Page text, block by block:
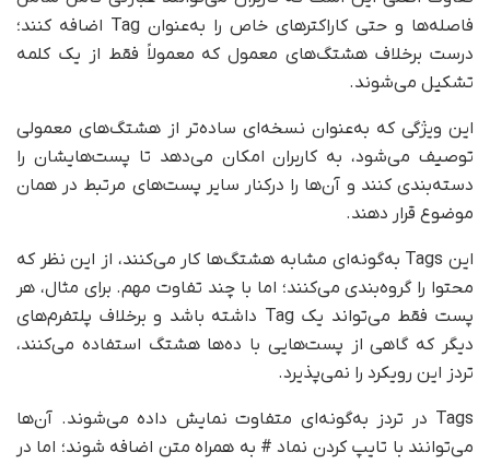
فاصله‌ها و حتی کاراکترهای خاص را به‌عنوان Tag اضافه کنند؛
درست بر‌خلاف هشتگ‌های معمول که معمولاً فقط از یک کلمه
تشکیل می‌شوند.
این ویژگی که به‌عنوان نسخه‌ای ساده‌تر از هشتگ‌های معمولی
توصیف می‌شود، به کاربران امکان می‌دهد تا پست‌هایشان را
دسته‌بندی کنند و آن‌ها را در‌کنار سایر پست‌های مرتبط در همان
موضوع قرار دهند.
این Tags به‌گونه‌ای مشابه هشتگ‌ها کار می‌کنند، از این نظر که
محتوا را گروه‌بندی می‌کنند؛ اما با چند تفاوت مهم. برای مثال، هر
پست فقط می‌تواند یک Tag داشته باشد و بر‌خلاف پلتفرم‌های
دیگر که گاهی از پست‌هایی با ده‌ها هشتگ استفاده می‌کنند،
تردز این رویکرد را نمی‌پذیرد.
Tags در تردز به‌گونه‌ای متفاوت نمایش داده می‌شوند. آن‌ها
می‌توانند با تایپ کردن نماد # به همراه متن اضافه شوند؛ اما در